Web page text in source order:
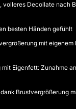
volleres Decollate nach
besten Händen gefühlt
mit eigenem
Eigenfett: Zunahme
Brustvergrößerung